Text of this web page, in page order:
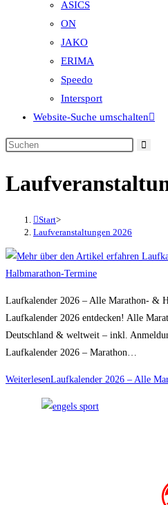
ASICS
ON
JAKO
ERIMA
Speedo
Intersport
Website-Suche umschalten
Start>
Laufveranstaltungen 2026
Laufkalender 2026 – Alle Marathon- &
Laufkalender 2026 entdecken! Alle
Deutschland & weltweit – inkl.
Laufkalender 2026 – Marathon…
WeiterlesenLaufkalender 2026 – Alle